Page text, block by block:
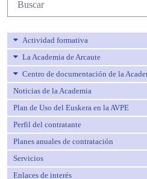
Actividad formativa
La Academia de Arcaute
Centro de documentación de la
Noticias de la Academia
Plan de Uso del Euskera en la AVPE
Perfil del contratante
Planes anuales de contratación
Servicios
Enlaces de interés